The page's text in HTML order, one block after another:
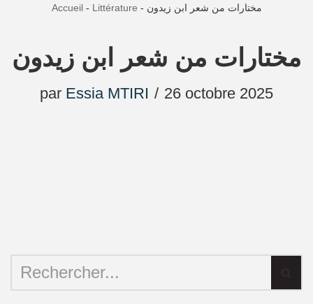
Accueil- Littérature - مختارات من شعر ابن زيدون
مختارات من شعر ابن زيدون
par Essia MTIRI 26 octobre 2025